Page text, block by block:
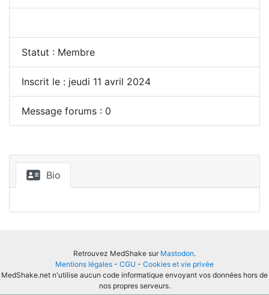
Statut : Membre
Inscrit le : jeudi 11 avril 2024
Message forums : 0
Bio
Retrouvez MedShake sur Mastodon.
Mentions légales - CGU - Cookies et vie privée
MedShake.net n'utilise aucun code informatique envoyant vos données hors de
nos propres serveurs.